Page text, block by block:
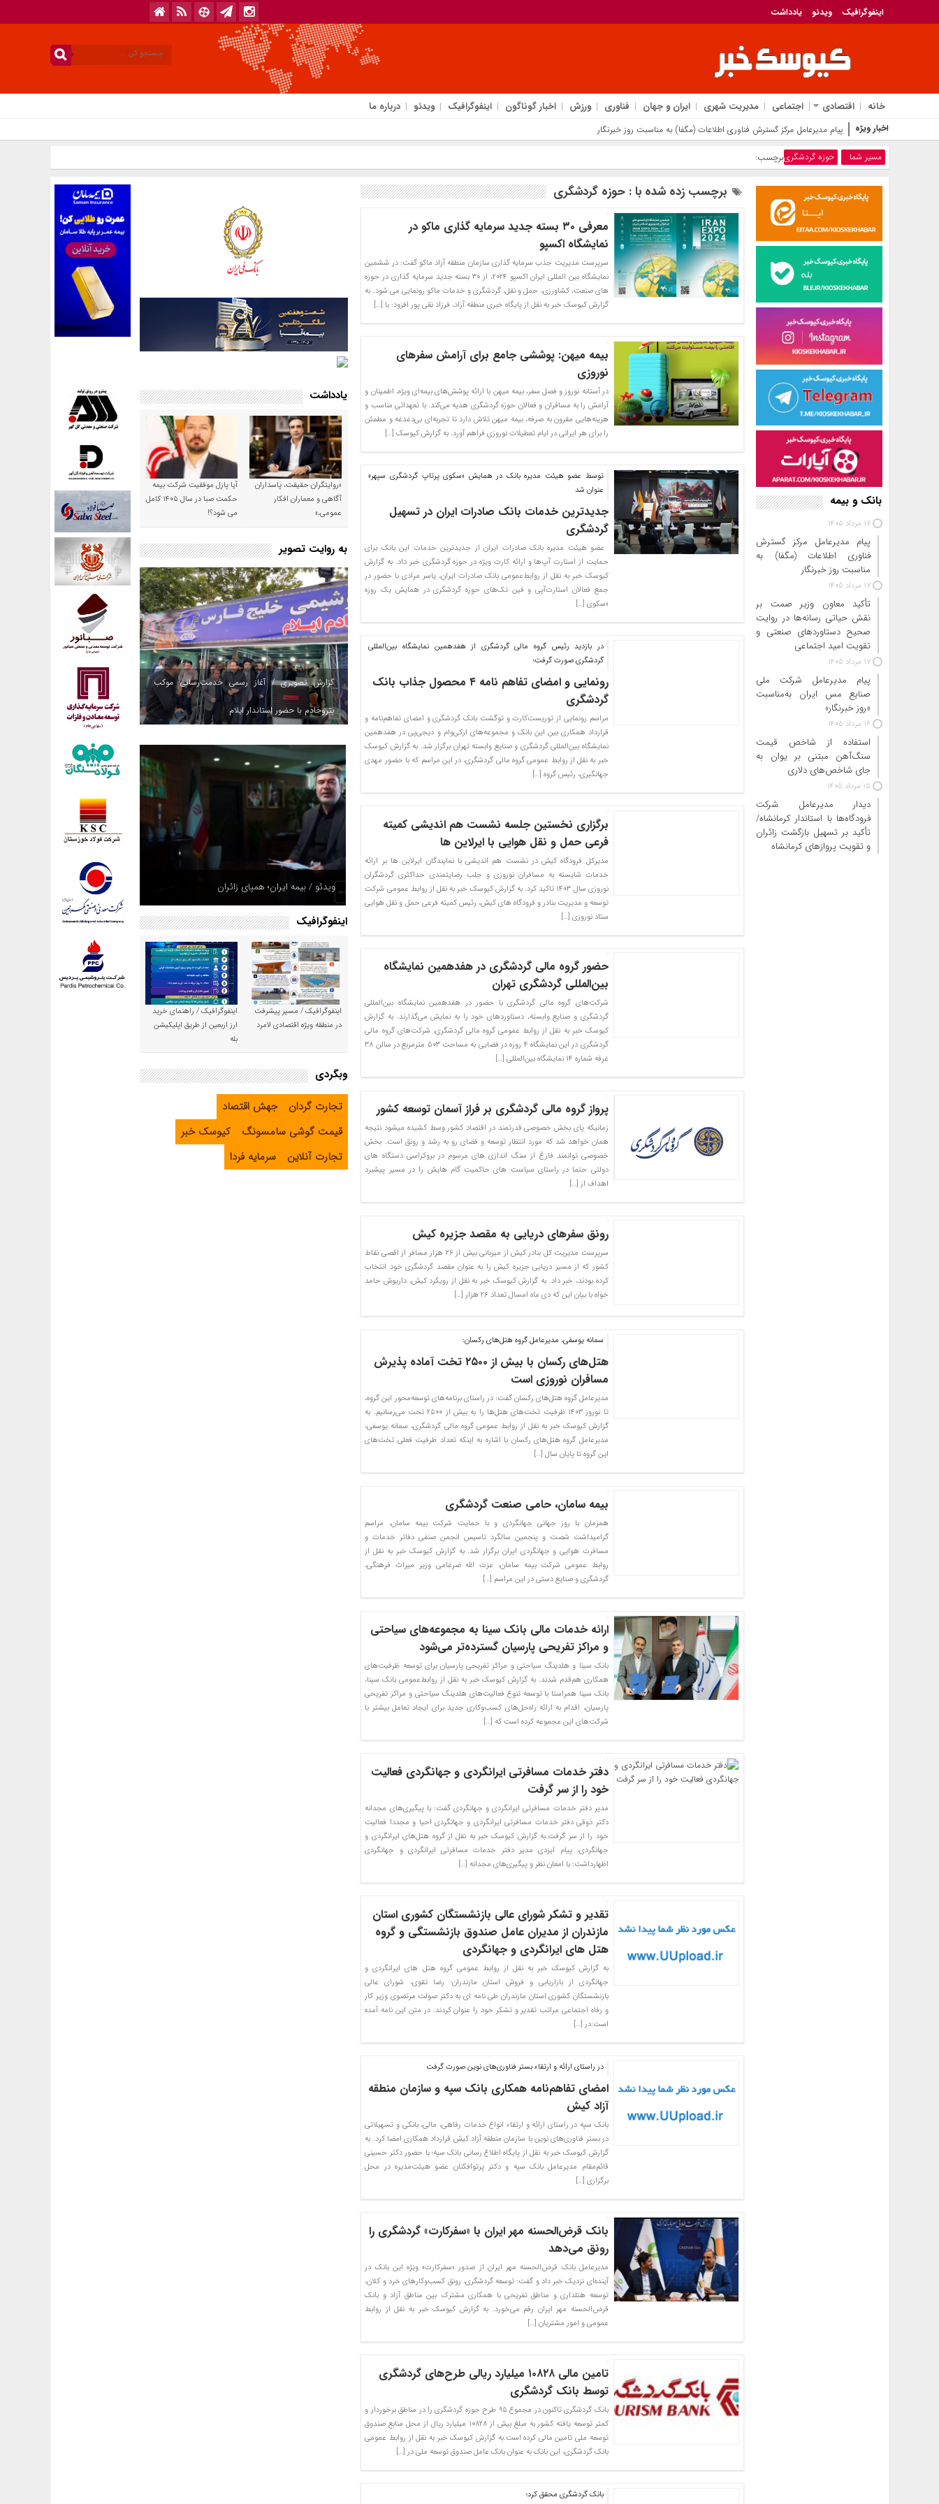
اینفوگرافیک ویدئو یادداشت
خانه اقتصادی اجتماعی مدیریت شهری ایران و جهان فناوری ورزش اخبار گوناگون اینفوگرافیک ویدئو درباره ما
اخبار ویژه «روایتگران حقیقت، پاسدا
مسیر شما برچسب:حوزه گردشگری
بانک و بیمه
17 مرداد 1405
پیام مدیرعامل مرکز گسترش
فناوری اطلاعات (مگفا) به
مناسبت روز خبرنگار
17 مرداد 1405
تأکید معاون وزیر صمت بر
نقش حیاتی رسانه‌ها در روایت
صحیح دستاوردهای صنعتی و
تقویت امید اجتماعی
17 مرداد 1405
پیام مدیرعامل شرکت ملی
صنایع مس ایران به‌مناسبت
«روز خبرنگار»
16 مرداد 1405
استفاده از شاخص قیمت
سنگ‌آهن مبتنی بر یوان به
جای شاخص‌های دلاری
15 مرداد 1405
دیدار مدیرعامل شرکت
فرودگاه‌ها با استاندار کرمانشاه/
تأکید بر تسهیل بازگشت زائران
و تقویت پروازهای کرمانشاه
برچسب زده شده با : حوزه گردشگری
معرفی ۳۰ بسته جدید سرمایه گذاری ماکو در
نمایشگاه اکسپو
سرپرست مدیریت جذب سرمایه گذاری سازمان منطقه آزاد ماکو گفت: در ششمین
نمایشگاه بین المللی ایران اکسپو ۲۰۲۴، از ۳۰ بسته جدید سرمایه گذاری در حوزه
های صنعت، کشاورزی، حمل و نقل،‌ گردشگری و خدمات ماکو رونمایی می شود. به
گزارش کیوسک خبر به نقل از پایگاه خبری منطقه آزاد، فرزاد نقی پور افزود: با […]
بیمه میهن: پوششی جامع برای آرامش سفرهای
نوروزی
در آستانه نوروز و فصل سفر، بیمه میهن با ارائه پوشش‌های بیمه‌ای ویژه، اطمینان و
آرامش را به مسافران و فعالان حوزه گردشگری هدیه می‌کند. با تعهداتی مناسب و
هزینه‌هایی مقرون به صرفه، بیمه میهن تلاش دارد تا تجربه‌ای بی‌دغدغه و مطمئن
را برای هر ایرانی در ایام تعطیلات نوروزی فراهم آورد. به گزارش کیوسک […]
توسط عضو هیئت مدیره بانک در همایش «سکوی پرتاپ گردشگری سپهر»
عنوان شد
جدیدترین خدمات بانک صادرات ایران در تسهیل
گردشگری
​ عضو هیئت مدیره بانک صادرات ایران از جدیدترین خدمات این بانک برای
حمایت از استارت آپ‌ها و ارائه کارت ویژه در حوزه گردشگری خبر داد. به گزارش
کیوسک خبر به نقل از روابط‌عمومی بانک صادرات ایران، یاسر مرادی با حضور در
جمع فعالان استارت‌آپی و فین تک‌های حوزه گردشگری در همایش یک روزه
«سکوی […]
در بازدید رئیس گروه مالی گردشگری از هفدهمین نمایشگاه بین‌المللی
گردشگری صورت گرفت؛
رونمایی و امضای تفاهم نامه ۴ محصول جذاب بانک
گردشگری
مراسم رونمایی از توریست‌کارت و توگشت بانک گردشگری و امضای تفاهم‌نامه و
قرارداد همکاری بین این بانک و مجموعه‌های ازکی‌وام و دیجی‌پی در هفدهمین
نمایشگاه بین‌المللی گردشگری و صنایع وابسته تهران برگزار شد. به گزارش کیوسک
خبر به نقل از روابط عمومی گروه مالی گردشگری، در این مراسم که با حضور مهدی
جهانگیری، رئیس گروه […]
برگزاری نخستین جلسه نشست هم اندیشی کمیته
فرعی حمل و نقل هوایی با ایرلاین ها
مدیرکل فرودگاه کیش در نشست هم اندیشی با نمایندگان ایرلاین ها بر ارائه
خدمات شایسته به مسافران نوروزی و جلب رضایتمندی حداکثری گردشگران
نوروزی سال ۱۴۰۳ تاکید کرد. به گزارش کیوسک خبر به نقل از روابط عمومی شرکت
توسعه و مدیریت بنادر و فرودگاه های کیش، رئیس کمیته فرعی حمل و نقل هوایی
ستاد نوروزی […]
حضور گروه مالی گردشگری در هفدهمین نمایشگاه
بین‌المللی گردشگری تهران
شرکت‌های گروه مالی گردشگری با حضور در هفدهمین نمایشگاه بین‌المللی
گردشگری و صنایع وابسته، دستاوردهای خود را به نمایش می‌گذارند. به گزارش
کیوسک خبر به نقل از روابط عمومی گروه مالی گردشگری، شرکت‌های گروه مالی
گردشگری در این نمایشگاه ۴ روزه در فضایی به مساحت ۵۰۳ مترمربع در سالن ۳۸
غرفه شماره ۱۴ نمایشگاه بین‌المللی […]
پرواز گروه مالی گردشگری بر فراز آسمان توسعه کشور
زمانیکه پای بخش خصوصی قدرتمند در اقتصاد کشور وسط کشیده میشود نتیجه
همان خواهد شد که مورد انتظار توسعه و فضای رو به رشد و رونق است. بخش
خصوصی توانمند فارغ از سنگ اندازی های مرسوم در بروکراسی دستگاه های
دولتی حتما در راستای سیاست های حاکمیت گام هایش را در مسیر پیشبرد
اهداف از […]
رونق سفرهای دریایی به مقصد جزیره کیش
سرپرست مدیریت کل بنادر کیش از میزبانی بیش از ۲۶ هزار مسافر از اقصی نقاط
کشور که از مسیر دریایی جزیره کیش را به عنوان مقصد گردشگری خود انتخاب
کرده بودند، خبر داد. به گزارش کیوسک خبر به نقل از رویکرد کیش، داریوش حامد
خواه با بیان این که دی ماه امسال تعداد ۲۶ هزار […]
سمانه یوسفی، مدیرعامل گروه هتل‌های رکسان:
هتل‌های رکسان با بیش از ٢۵٠٠ تخت آماده پذیرش
مسافران نوروزی است
مدیرعامل گروه هتل‌های رکسان گفت: در راستای برنامه‌های توسعه‌‌محور این گروه،
تا نوروز ١۴٠٣ ظرفیت تخت‌های هتل‌ها را به بیش از ٢۵٠٠ تخت می‌رسانیم. به
گزارش کیوسک خبر به نقل از روابط عمومی گروه مالی گردشگری، سمانه یوسفی،
مدیرعامل گروه هتل‌های رکسان با اشاره به اینکه تعداد ظرفیت فعلی تخت‌های
این گروه تا پایان سال […]
بیمه سامان، حامی صنعت گردشگری
همزمان با روز جهانی جهانگردی و با حمایت شرکت بیمه سامان، مراسم
گرامیداشت شصت و پنجمین سالگرد تاسیس انجمن صنفی دفاتر خدمات و
مسافرت هوایی و جهانگردی ایران برگزار شد. به گزارش کیوسک خبر به نقل از
روابط عمومی شرکت بیمه سامان، عزت الله ضرغامی وزیر میراث فرهنگی،
گردشگری و صنایع دستی در این مراسم […]
ارائه خدمات مالی بانک سینا به مجموعه‌های سیاحتی
و مراکز تفریحی پارسیان گسترده‌تر می‌شود
بانک سینا و هلدینگ سیاحتی و مراکز تفریحی پارسیان برای توسعه ظرفیت‌های
همکاری هم‌قدم شدند. به گزارش کیوسک خبر به نقل از روابط‌عمومی بانک سینا،
بانک سینا همراستا با توسعه تنوع فعالیت‌های هلدینگ سیاحتی و مراکز تفریحی
پارسیان، اقدام به ارائه راه‌حل‌های کسب‌وکاری جدید برای ایجاد تعامل بیشتر با
شرکت‌های این مجموعه کرده است که […]
دفتر خدمات مسافرتی ایرانگردی و جهانگردی فعالیت
خود را از سر گرفت
مدیر دفتر خدمات مسافرتی ایرانگردی و جهانگردی گفت: با پیگیری‌های مجدانه
دکتر ذوقی دفتر خدمات مسافرتی ایرانگردی و جهانگردی احیا و مجددا فعالیت
خود را از سر گرفت.به گزارش کیوسک خبر به نقل از گروه هتل‌های ایرانگردی و
جهانگردی، پیام ایزدی مدیر دفتر خدمات مسافرتی ایرانگردی و جهانگردی
اظهارداشت: با امعان نظر و پیگیری‌های مجدانه […]
تقدیر و تشکر شورای عالی بازنشستگان کشوری استان
مازندران از مدیران عامل صندوق بازنشستگی و گروه
هتل های ایرانگردی و جهانگردی
به گزارش کیوسک خبر به نقل از روابط عمومی گروه هتل های ایرانگردی و
جهانگردی از بازاریابی و فروش استان مازندران- رضا تقوی، شورای عالی
بازنشستگان کشوری استان مازندران طی نامه ای به دکتر صولت مرتضوی وزیر کار
و رفاه اجتماعی مراتب تقدیر و تشکر خود را عنوان کردند. در متن این نامه آمده
است:در […]
در راستای ارائه و ارتقاء بستر فناوری‌های نوین صورت گرفت
امضای تفاهم‌نامه همکاری بانک سپه و سازمان منطقه
آزاد کیش
بانک سپه در راستای ارائه و ارتقاء انواع خدمات رفاهی، مالی، بانکی و تسهیلاتی
در بستر فناوری‌های نوین با سازمان منطقه آزاد کیش قرارداد همکاری امضا کرد. به
گزارش کیوسک خبر به نقل از پایگاه اطلاع رسانی بانک سپه؛ با حضور دکتر حسینی
قائم‌مقام مدیرعامل بانک سپه و دکتر پرتوافکنان عضو هیئت‌مدیره در محل
برگزاری […]
بانک قرض‌الحسنه مهر ایران با «سفرکارت» گردشگری را
رونق می‌دهد
مدیرعامل بانک قرض‌الحسنه مهر ایران از صدور «سفرکارت» ویژه این بانک در
آینده‌ای نزدیک خبر داد و گفت: توسعه گردشگری، رونق کسب‌وکارهای خرد و کلان،
توسعه هتلداری و مناطق تفریحی با همکاری مشترک بین مناطق آزاد و بانک
قرض‌الحسنه مهر ایران رقم می‌خورد. به گزارش کیوسک خبر به نقل از روابط
عمومی و امور مشتریان […]
تامین مالی ۱۰۸۲۸ میلیارد ریالی طرح‌های گردشگری
توسط بانک گردشگری
بانک گردشگری تاکنون در مجموع ۹۵ طرح حوزه گردشگری را در مناطق برخوردار و
کمتر توسعه یافته کشور به مبلغ بیش از ۱۰۸۲۸ میلیارد ریال از محل منابع صندوق
توسعه ملی تامین مالی کرده است.به گزارش کیوسک خبر به نقل از روابط عمومی
بانک گردشگری، این بانک به عنوان بانک عامل صندوق توسعه ملی در […]
بانک گردشگری محقق کرد؛
یادداشت
«روایتگران حقیقت، پاسداران
آگاهی و معماران افکار
عمومی،»
آیا پازل موفقیت شرکت بیمه
حکمت صبا در سال ۱۴۰۵ کامل
می شود؟!
به روایت تصویر
گزارش تصویری / آغاز رسمی خدمت‌رسانی موکب
پتروخادم با حضور استاندار ایلام
ویدئو / بیمه ایران؛ همپای زائران
اینفوگرافیک
اینفوگرافیک / مسیر پیشرفت
در منطقه ویژه اقتصادی لامرد
اینفوگرافیک / راهنمای خرید
ارز اربعین از طریق اپلیکیشن
بله
وبگردی
تجارت گردان
جهش اقتصاد
قیمت گوشی سامسونگ
کیوسک خبر
تجارت آنلاین
سرمایه فردا